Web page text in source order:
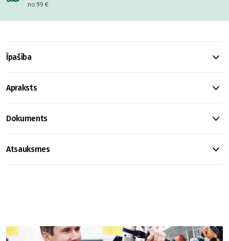
no 99 €
Īpašība
Apraksts
Dokuments
Atsauksmes